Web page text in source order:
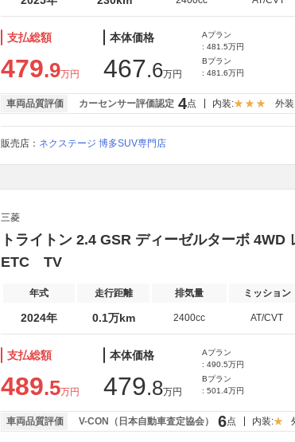
支払総額
479.9万円
本体価格
467.6万円
Aプラン
: 481.5万円
Bプラン
: 481.6万円
車両品質評価 カーセンサー評価認定 4点 内装: 外
販売店： ネクステージ 博多SUV専門店
三菱
トライトン 2.4 GSR ディーゼルターボ
ETC TV
年式 走行距離 排気量 ミッション
2024年 0.1万km 2400cc AT/CVT
支払総額
489.5万円
本体価格
479.8万円
Aプラン
: 490.5万円
Bプラン
: 501.4万円
車両品質評価 V-CON（日本自動車査定協会） 6点 内装: